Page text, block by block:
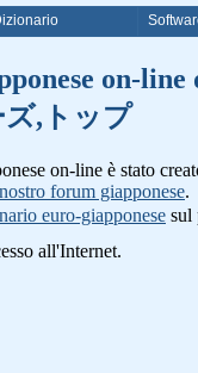
on-
,トップ
on-line è stato
nostro forum giapponese.
euro-giapponese sul
all'Internet.